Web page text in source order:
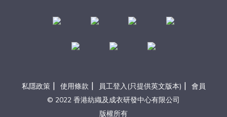
私隱政策 | 使用條款 | 員工登入(只提供英文版本) | 會員
© 2022 香港紡織及成衣研發中心有限公司
版權所有